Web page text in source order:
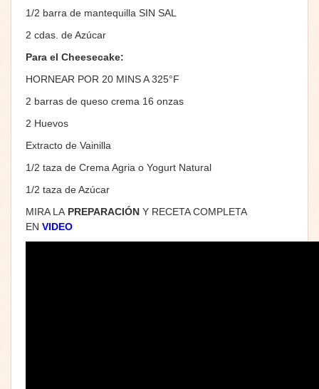
1/2 barra de mantequilla SIN SAL
2 cdas. de Azúcar
Para el Cheesecake:
HORNEAR POR 20 MINS A 325°F
2 barras de queso crema 16 onzas
2 Huevos
Extracto de Vainilla
1/2 taza de Crema Agria o Yogurt Natural
1/2 taza de Azúcar
MIRA LA PREPARACIÓN Y RECETA COMPLETA
EN VIDEO